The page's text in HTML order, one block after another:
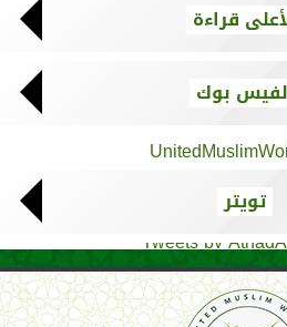
قراءة
بوك
تويتر
Tweets by